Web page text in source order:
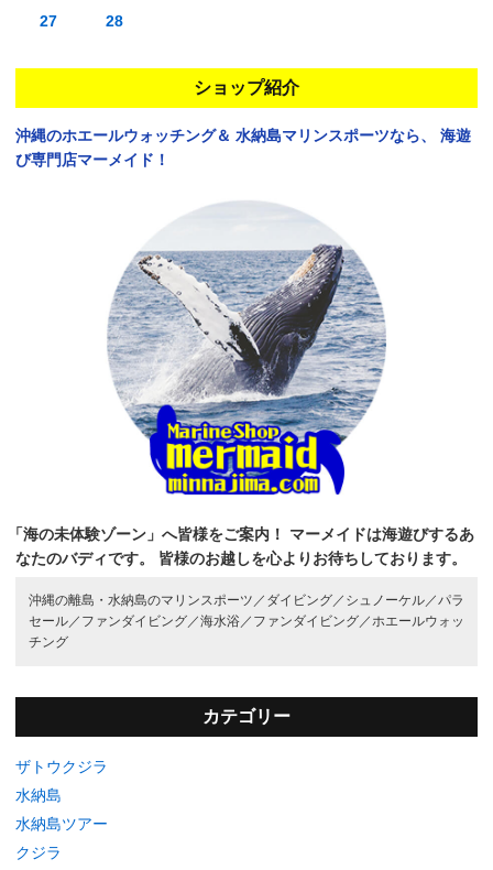
27 28
ショップ紹介
沖縄のホエールウォッチング＆ 水納島マリンスポーツなら、
海遊
び専門店マーメイド！
「海の未体験ゾーン」へ皆様をご案内！
マーメイドは海遊びするあ
なたのバディです。
皆様のお越しを心よりお待ちしております。
沖縄の離島・水納島のマリンスポーツ／ ダイビング／ シュノーケル／ パラ
セール／ ファンダイビング／海水浴／ ファンダイビング／ ホエールウォッ
チング
カテゴリー
ザトウクジラ
水納島
水納島ツアー
クジラ